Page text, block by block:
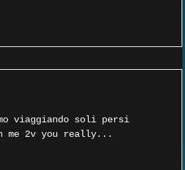
viaggiando soli persi
2v you really...